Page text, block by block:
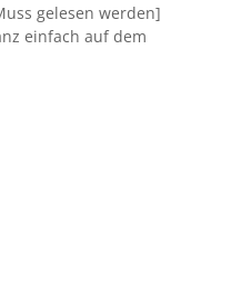
gelesen werden]
einfach auf dem